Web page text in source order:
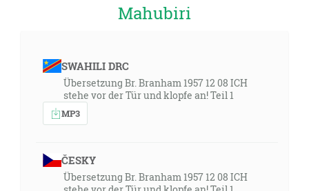
Mahubiri
SWAHILI DRC
Übersetzung Br. Branham 1957 12 08 ICH
stehe vor der Tür und klopfe an! Teil 1
MP3
ČESKY
Übersetzung Br. Branham 1957 12 08 ICH